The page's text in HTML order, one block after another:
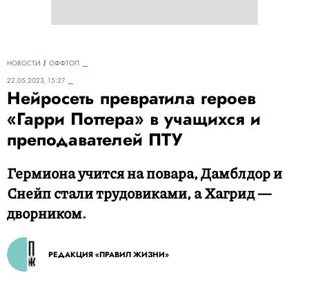
НОВОСТИ
ОФФТОП
22.05.2023, 15:27
Нейросеть превратила героев
«Гарри Поттера» в учащихся и
преподавателей ПТУ
Гермиона учится на повара, Дамблдор и
Снейп стали трудовиками, а Хагрид —
дворником.
РЕДАКЦИЯ «ПРАВИЛ ЖИЗНИ»